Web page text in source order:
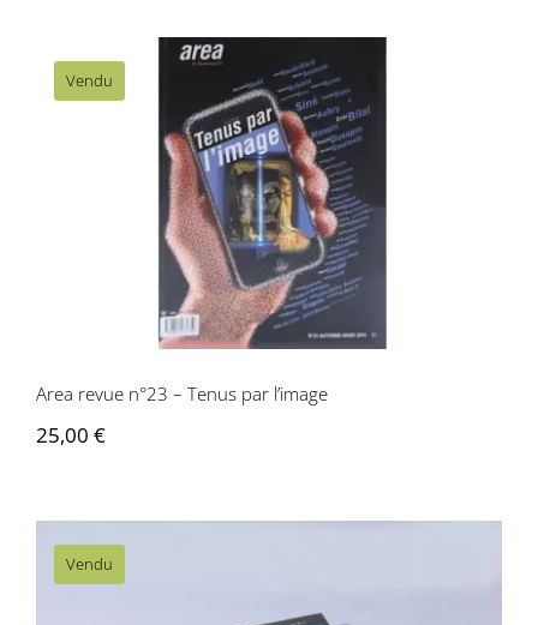
Vendu
Area revue n°23 – Tenus par l’image
Area revue n°23 – Tenus par l’image
25,00 €
Vendu